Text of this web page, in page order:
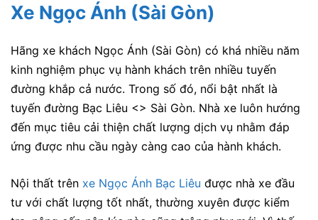
Xe Ngọc Ánh (Sài Gòn)
Hãng xe khách Ngọc Ánh (Sài Gòn) có khá nhiều năm
kinh nghiệm phục vụ hành khách trên nhiều tuyến
đường khắp cả nước. Trong số đó, nổi bật nhất là
tuyến đường Bạc Liêu <> Sài Gòn. Nhà xe luôn hướng
đến mục tiêu cải thiện chất lượng dịch vụ nhằm đáp
ứng được nhu cầu ngày càng cao của hành khách.
Nội thất trên xe Ngọc Ánh Bạc Liêu được nhà xe đầu
tư với chất lượng tốt nhất, thường xuyên được kiểm